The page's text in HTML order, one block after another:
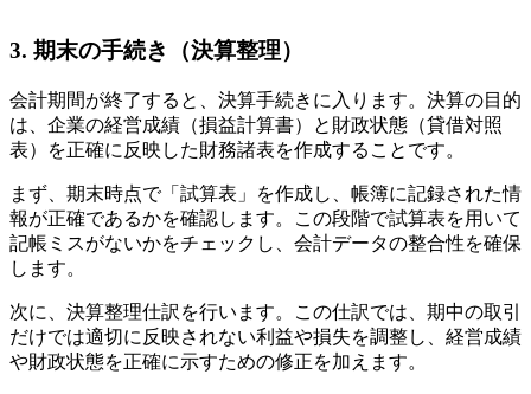
3. 期末の手続き（決算整理）
会計期間が終了すると、決算手続きに入ります。決算の目的
は、企業の経営成績（損益計算書）と財政状態（貸借対照
表）を正確に反映した財務諸表を作成することです。
まず、期末時点で「試算表」を作成し、帳簿に記録された情
報が正確であるかを確認します。この段階で試算表を用いて
記帳ミスがないかをチェックし、会計データの整合性を確保
します。
次に、決算整理仕訳を行います。この仕訳では、期中の取引
だけでは適切に反映されない利益や損失を調整し、経営成績
や財政状態を正確に示すための修正を加えます。